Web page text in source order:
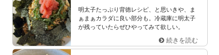
明太子たっぷり背徳レシピ、と思いきや、ま
ぁまぁカラダに良い部分も。冷蔵庫に明太子
が残っていたらぜひやってみて欲しい。
続きを読む